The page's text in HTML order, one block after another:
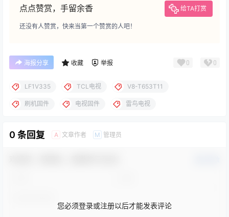
点点赞赏，手留余香 给TA打赏
还没有人赞赏，快来当第一个赞赏的人吧！
海报分享 收藏 举报 0 0
LF1V335 TCL电视 V8-T653T11
刷机固件 电视固件 雷鸟电视
0 条回复 A 文章作者 M 管理员
您必须登录或注册以后才能发表评论